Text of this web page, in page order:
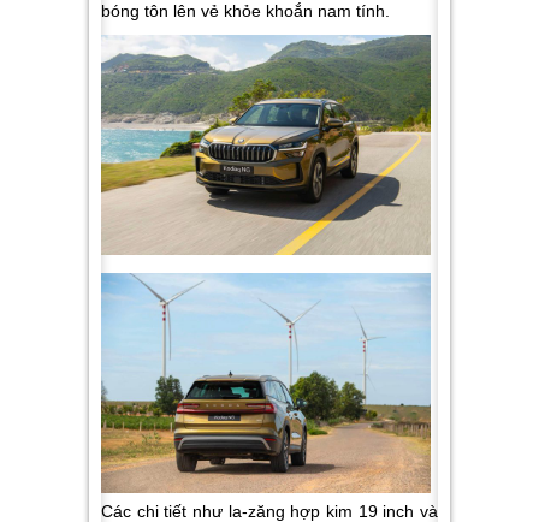
bóng tôn lên vẻ khỏe khoắn nam tính.
Các chi tiết như la-zăng hợp kim 19 inch và